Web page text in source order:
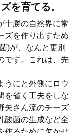
を育てる。
十勝の自然界に常
ズを作り出すため
)が、なんと更別
です。これは、先
うにと外側にロウ
を省く工夫をしな
矢さん流のチーズ
酸菌の生成など全